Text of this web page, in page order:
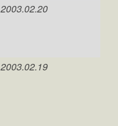
2003.02.20
2003.02.19